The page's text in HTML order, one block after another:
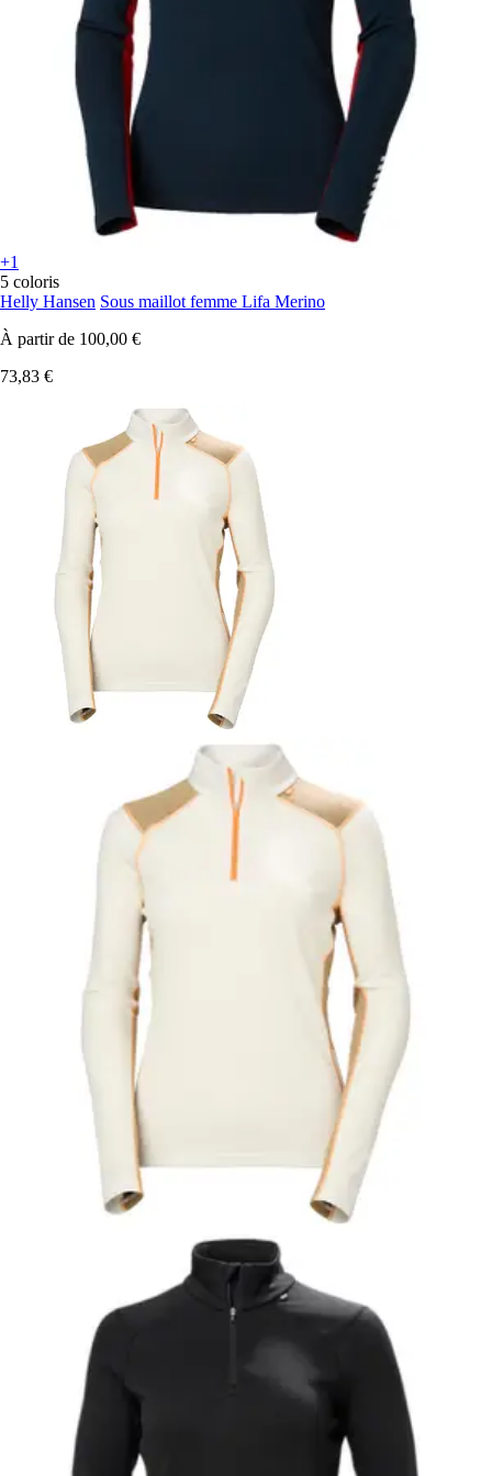
+1
5 coloris
Helly Hansen Sous maillot femme Lifa Merino
À partir de 100,00 €
73,83 €